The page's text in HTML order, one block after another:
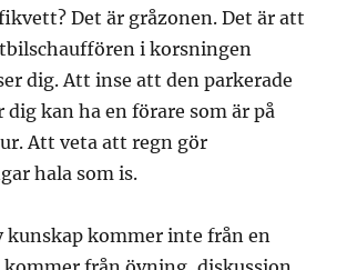
Det är gråzonen. Det är att
i korsningen
dig. Att inse att den parkerade
kan ha en förare som är på
Att veta att regn gör
hala som is.
kunskap kommer inte från en